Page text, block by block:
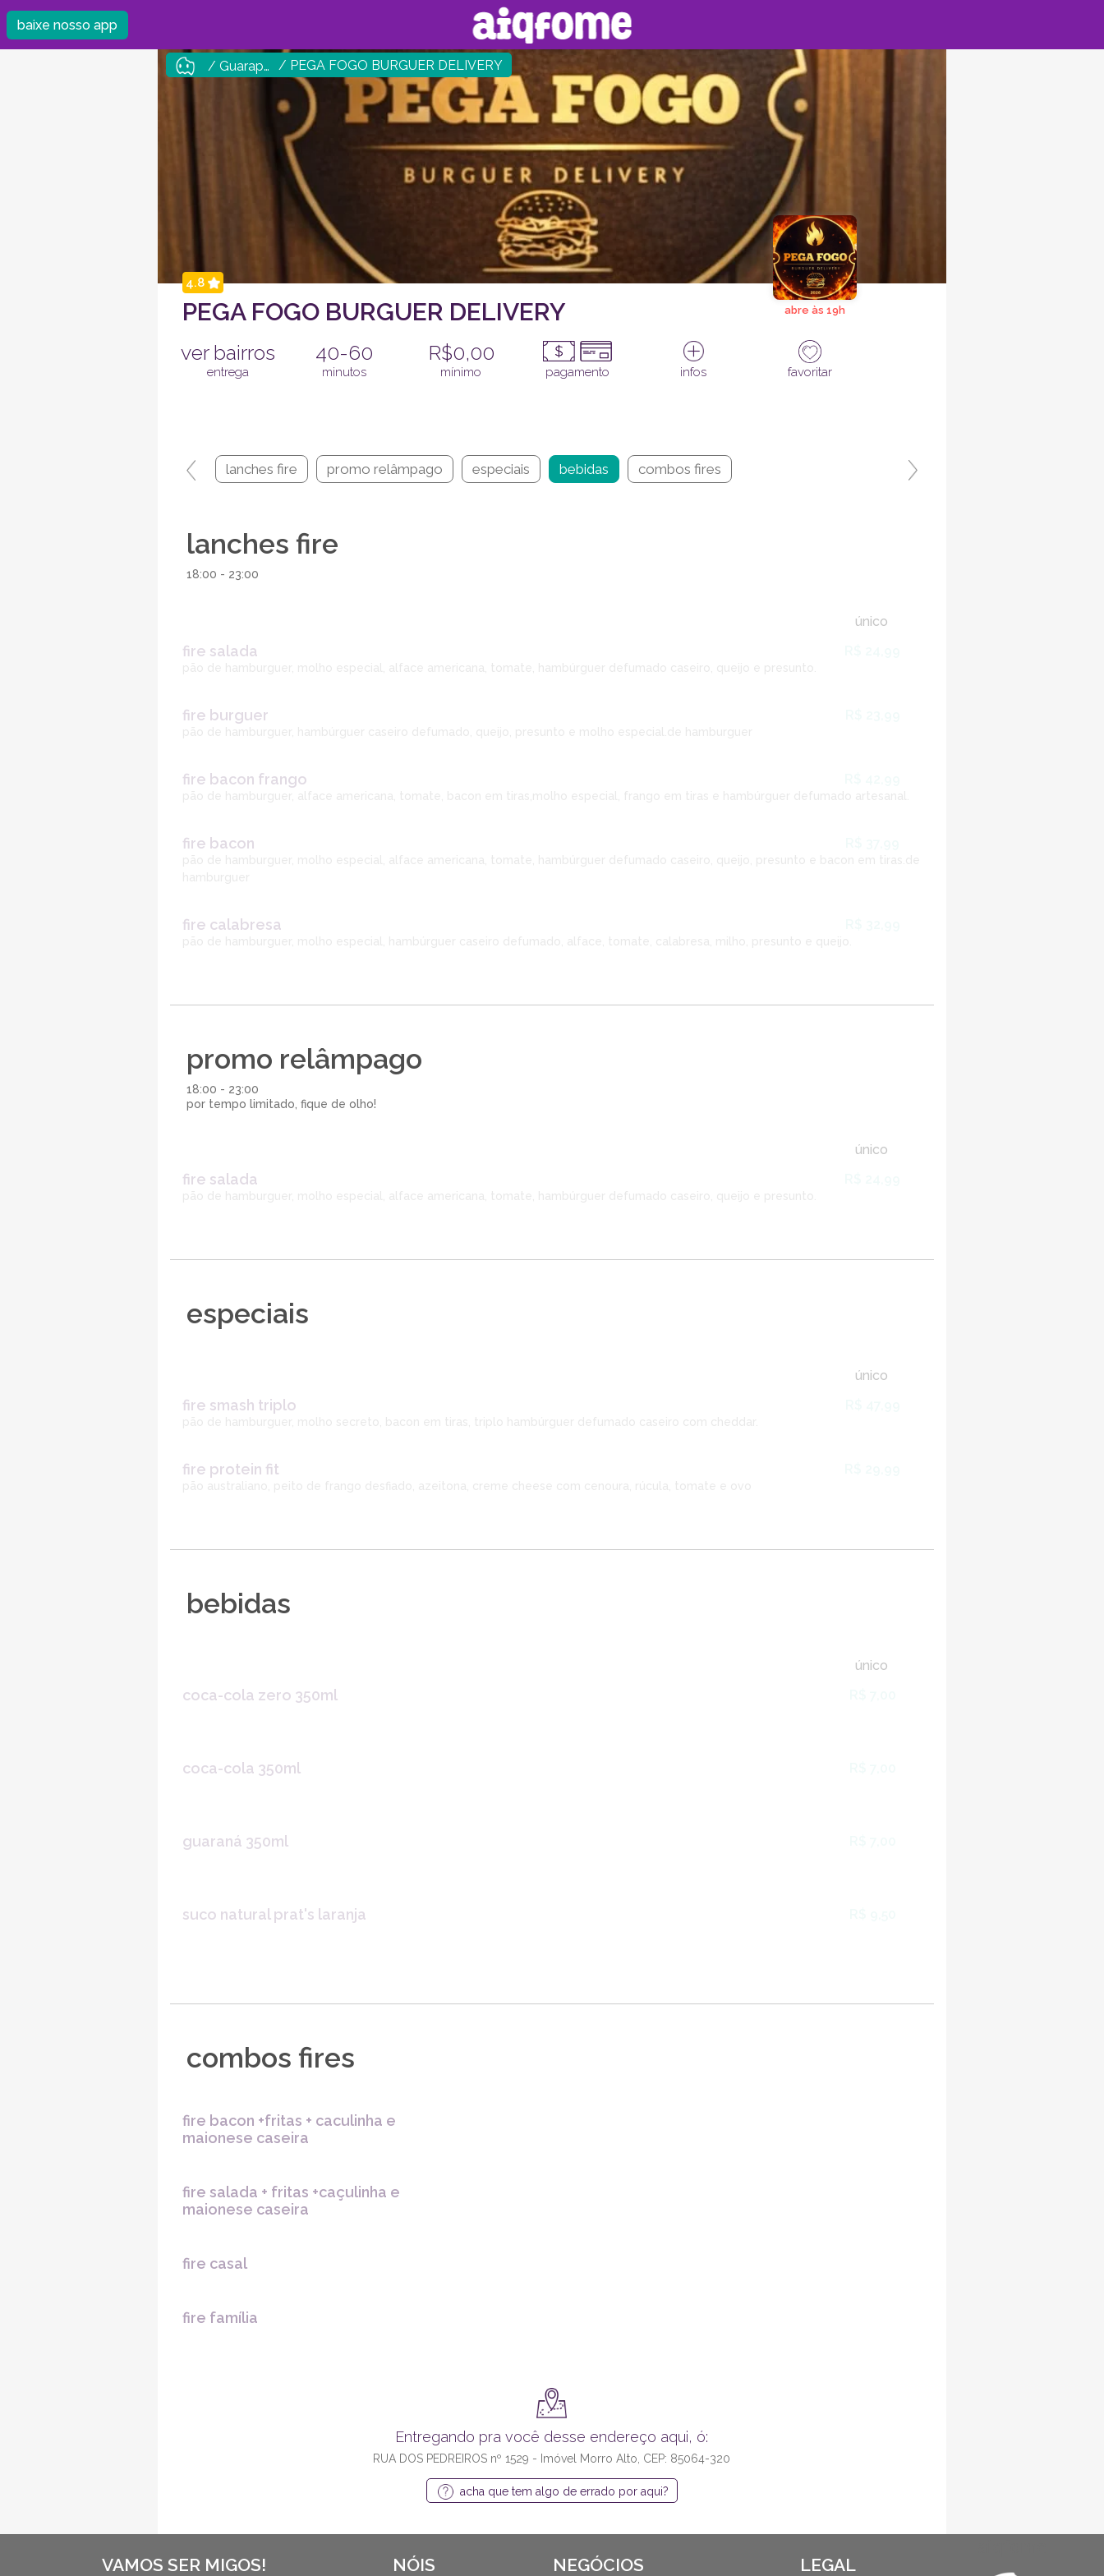
baixe nosso app
/ Guarapuava / PEGA FOGO BURGUER DELIVERY
4.8
abre às 19h
PEGA FOGO BURGUER DELIVERY
ver bairros
entrega
40-60
minutos
R$0,00
mínimo pagamento infos favoritar
lanches fire promo relâmpago especiais bebidas combos fires
lanches fire
18:00 - 23:00
único
fire salada
pão de hamburguer, molho especial, alface americana, tomate, hambúrguer defumado caseiro, queijo e presunto.
fire burguer
pão de hamburguer, hambúrguer caseiro defumado, queijo, presunto e molho especial.de hamburguer
fire bacon frango
pão de hamburguer, alface americana, tomate, bacon em tiras,molho especial, frango em tiras e hambúrguer defumado artesanal.
fire bacon
pão de hamburguer, molho especial, alface americana, tomate, hambúrguer defumado caseiro, queijo, presunto e bacon em tiras.de
fire calabresa
pão de hamburguer, molho especial, hambúrguer caseiro defumado, alface, tomate, calabresa, milho, presunto e queijo.
promo relâmpago
18:00 - 23:00
por tempo limitado, fique de olho!
único
fire salada
pão de hamburguer, molho especial, alface americana, tomate, hambúrguer defumado caseiro, queijo e presunto.
especiais
único
fire smash triplo
pão de hamburguer, molho secreto, bacon em tiras, triplo hambúrguer defumado caseiro com cheddar.
fire protein fit
pão australiano, peito de frango desfiado, azeitona, creme cheese com cenoura, rúcula, tomate e ovo
bebidas
único
coca-cola zero 350ml
coca-cola 350ml
guaraná 350ml
suco natural prat's laranja
combos fires
fire bacon +fritas + caculinha e
maionese caseira
fire salada + fritas +caçulinha e
maionese caseira
fire casal
fire família
Entregando pra você desse endereço aqui, ó:
RUA DOS PEDREIROS nº 1529 - Imóvel Morro Alto, CEP: 85064-320
acha que tem algo de errado por aqui?
VAMOS SER MIGOS! NÓIS NEGÓCIOS LEGAL